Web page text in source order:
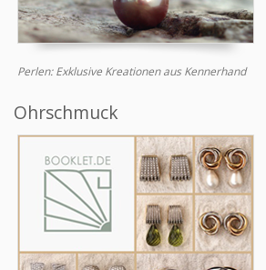
Perlen: Exklusive Kreationen aus Kennerhand
Ohrschmuck